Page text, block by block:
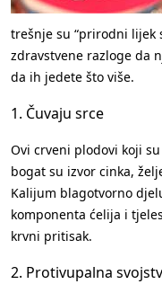
trešnje su “prirodni lijek
zdravstvene razloge da
da ih jedete što više.
1. Čuvaju srce
Ovi crveni plodovi koji
bogat su izvor cinka,
Kalijum blagotvorno
komponenta ćelija i
krvni pritisak.
2. Protivupalna